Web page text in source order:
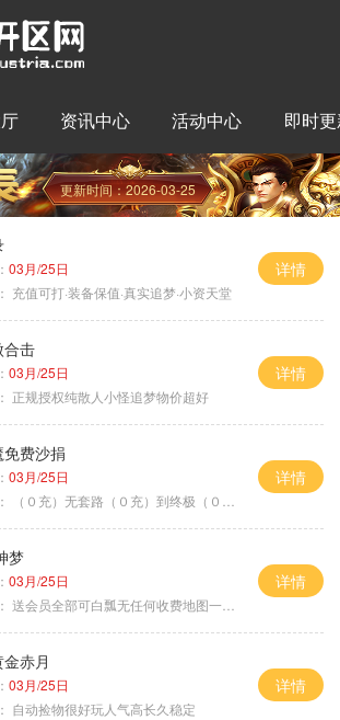
资讯中心 活动中心 即时
更新时间：2026-03-25
03月/25日
充值可打·装备保值·真实追梦·小资天堂
详情
合击
03月/25日
正规授权纯散人小怪追梦物价超好
详情
费沙捐
03月/25日
（０充）无套路（０充）到终极（０充）爽
详情
梦
03月/25日
送会员全部可白瓢无任何收费地图一切靠打
详情
赤月
03月/25日
自动捡物很好玩人气高长久稳定
详情